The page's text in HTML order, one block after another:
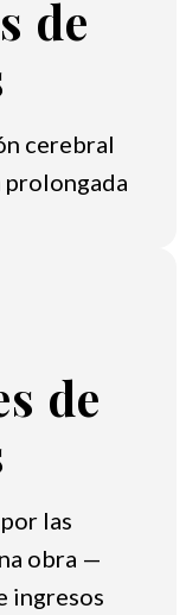
de
cerebral
de
las
obra —
ingresos